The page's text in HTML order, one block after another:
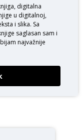
digitalna
u digitalnoj,
i slika. Sa
saglasan sam i
najvažnije